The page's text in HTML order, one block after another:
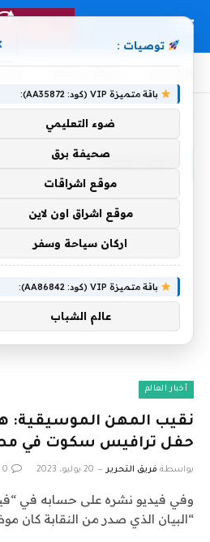
الموسيقية
أخبار العالم
نقيب المهن الموسيقية:
حفل ترافيس سكوت في
بواسطة فريق التحرير 20 يوليو، 2023 0
وفي فيديو نشره على حسابه في
“البيان الذي صدر من النقابة كان
توصيات :
باقة متميزة VIP (كود: AA35872):
ضوء التعليمي
صحيفة برق
موقع اشراقات
موقع اشراق اون لاين
اركان سياحة وسفر
باقة متميزة VIP (كود: AA86842):
عالم الشباب